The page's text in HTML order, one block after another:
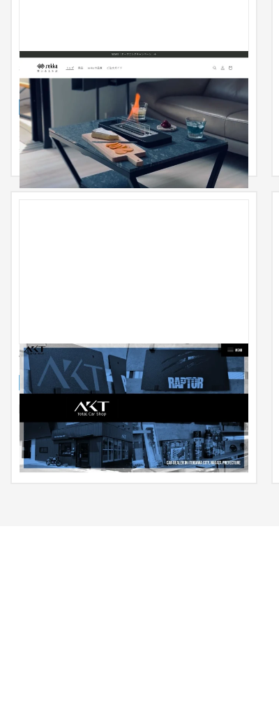
sekka ~石のある生活~【Shopifyを用いた
ブランド兼ECストア】
ECサイト インテリア・雑貨 〜30万円
大理石テーブルのECサイトです。 シンプルで高級
感のあるイメージで作成しました。
Total Car Shop AKT様
ECサイト 自動車・バイク
防錆、防傷、防汚などの耐久性に優れ、誰でも気軽
に使える最強塗料「ラプターライナー」は看板商品
です。 ご夫婦お二人で忙しく...